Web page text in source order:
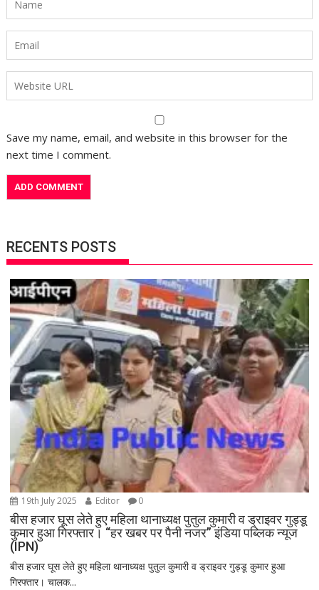
Save my name, email, and website in this browser for the
next time I comment.
RECENTS POSTS
19th July 2025 Editor 0
बीस हजार घूस लेते हुए महिला थानाध्यक्ष पुतुल कुमारी व ड्राइवर गुड्डू
कुमार हुआ गिरफ्तार। “हर खबर पर पैनी नजर” इंडिया पब्लिक न्यूज
(IPN)
बीस हजार घूस लेते हुए महिला थानाध्यक्ष पुतुल कुमारी व ड्राइवर गुड्डू कुमार हुआ
गिरफ्तार। चालक...